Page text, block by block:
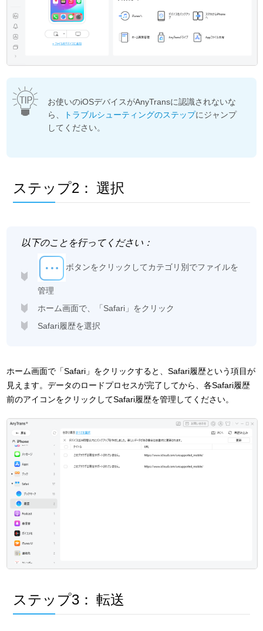
お使いのiOSデバイスがAnyTransに認識されないな
ら、
トラブルシューティングのステップにジャンプ
してください。
ステップ2： 選択
以下のことを行ってください：
ボタンをクリックしてカテゴリ別でファイルを
管理
ホーム画面で、「Safari」をクリック
Safari履歴を選択
ホーム画面で「Safari」をクリックすると、Safari履歴という項目が
見えます。データのロードプロセスが完了してから、各Safari履歴
前のアイコンをクリックしてSafari履歴を管理してください。
ステップ3： 転送